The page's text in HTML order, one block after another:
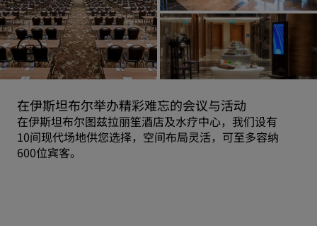
在伊斯坦布尔举办精彩难忘的会议与活动
在伊斯坦布尔图兹拉丽笙酒店及水疗中心，我们设有
10间现代场地供您选择，空间布局灵活，可至多容纳
600位宾客。